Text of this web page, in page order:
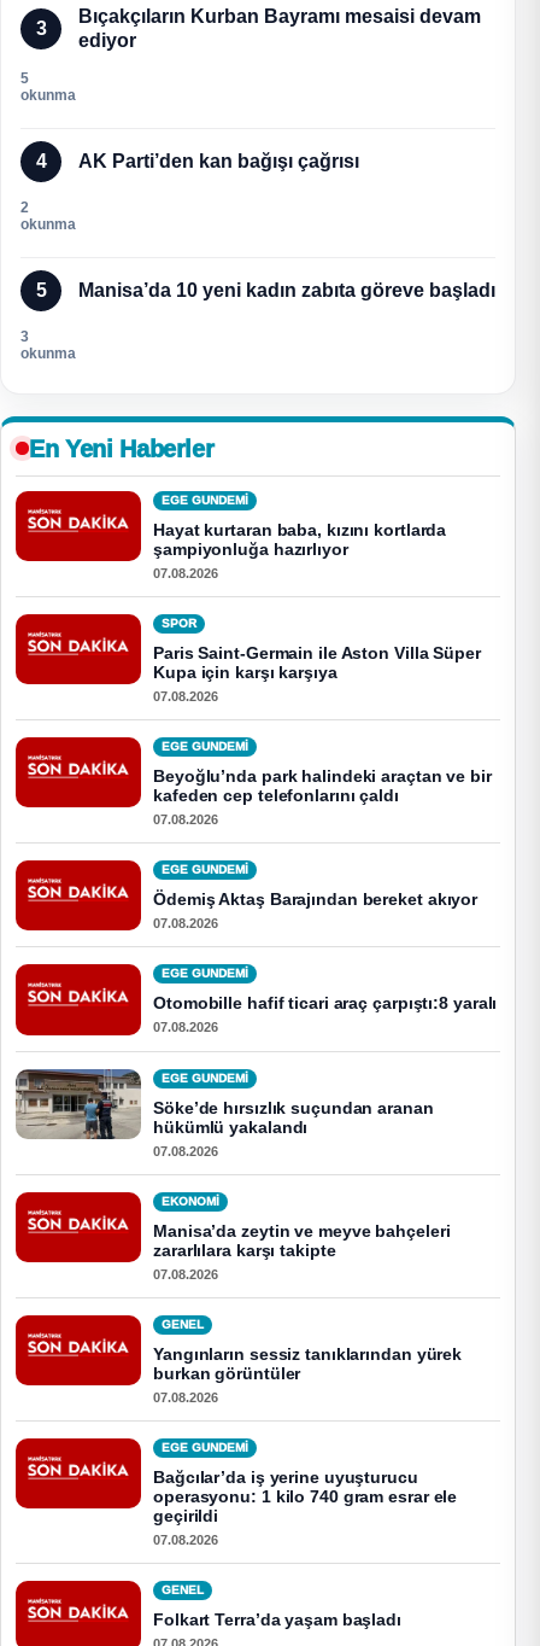
3
Bıçakçıların Kurban Bayramı mesaisi devam
ediyor
5
okunma
4 AK Parti’den kan bağışı çağrısı
2
okunma
5 Manisa’da 10 yeni kadın zabıta göreve başladı
3
okunma
En Yeni Haberler
EGE GUNDEMİ
Hayat kurtaran baba, kızını kortlarda
şampiyonluğa hazırlıyor
07.08.2026
SPOR
Paris Saint-Germain ile Aston Villa Süper
Kupa için karşı karşıya
07.08.2026
EGE GUNDEMİ
Beyoğlu’nda park halindeki araçtan ve bir
kafeden cep telefonlarını çaldı
07.08.2026
EGE GUNDEMİ
Ödemiş Aktaş Barajından bereket akıyor
07.08.2026
EGE GUNDEMİ
Otomobille hafif ticari araç çarpıştı:8 yaralı
07.08.2026
EGE GUNDEMİ
Söke’de hırsızlık suçundan aranan
hükümlü yakalandı
07.08.2026
EKONOMI
Manisa’da zeytin ve meyve bahçeleri
zararlılara karşı takipte
07.08.2026
GENEL
Yangınların sessiz tanıklarından yürek
burkan görüntüler
07.08.2026
EGE GUNDEMİ
Bağcılar’da iş yerine uyuşturucu
operasyonu: 1 kilo 740 gram esrar ele
geçirildi
07.08.2026
GENEL
Folkart Terra’da yaşam başladı